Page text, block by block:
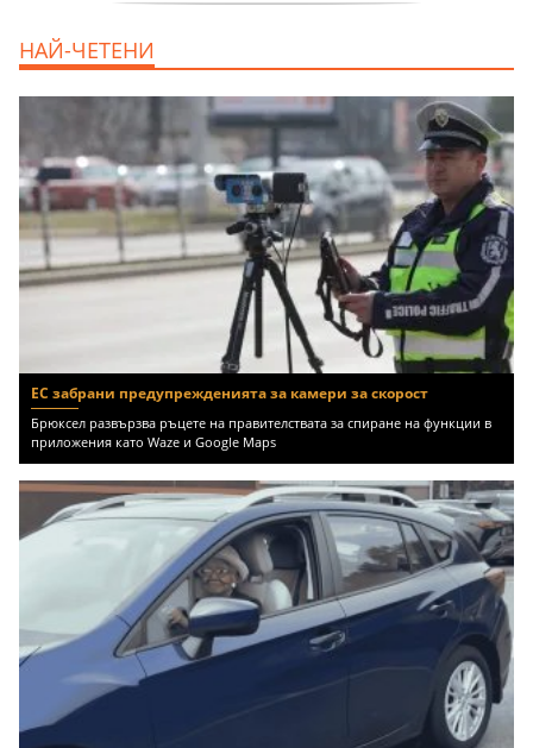
НАЙ-ЧЕТЕНИ
ЕС забрани предупрежденията за камери за скорост
Брюксел развързва ръцете на правителствата за спиране на функции в
приложения като Waze и Google Maps